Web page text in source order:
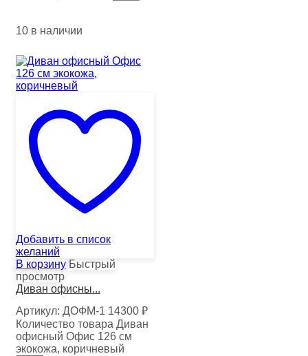
10 в наличии
Добавить в список
желаний
В корзину Быстрый
просмотр
Диван офисны...
Артикул: ДОФМ-1 14300 ₽
Количество товара Диван
офисный Офис 126 см
экокожа, коричневый